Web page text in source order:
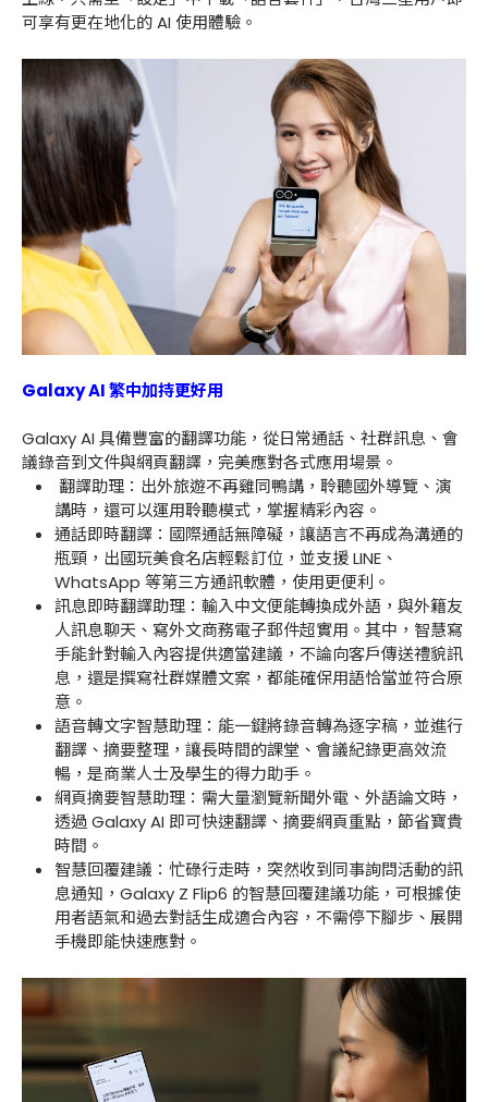
可享有更在地化的 AI 使用體驗。
Galaxy AI 繁中加持更好用
Galaxy AI 具備豐富的翻譯功能，從日常通話、社群訊息、會
議錄音到文件與網頁翻譯，完美應對各式應用場景。
翻譯助理：出外旅遊不再雞同鴨講，聆聽國外導覽、演
講時，還可以運用聆聽模式，掌握精彩內容。
通話即時翻譯：國際通話無障礙，讓語言不再成為溝通的
瓶頸，出國玩美食名店輕鬆訂位，並支援 LINE、
WhatsApp 等第三方通訊軟體，使用更便利。
訊息即時翻譯助理：輸入中文便能轉換成外語，與外籍友
人訊息聊天、寫外文商務電子郵件超實用。其中，智慧寫
手能針對輸入內容提供適當建議，不論向客戶傳送禮貌訊
息，還是撰寫社群媒體文案，都能確保用語恰當並符合原
意。
語音轉文字智慧助理：能一鍵將錄音轉為逐字稿，並進行
翻譯、摘要整理，讓長時間的課堂、會議紀錄更高效流
暢，是商業人士及學生的得力助手。
網頁摘要智慧助理：需大量瀏覽新聞外電、外語論文時，
透過 Galaxy AI 即可快速翻譯、摘要網頁重點，節省寶貴
時間。
智慧回覆建議：忙碌行走時，突然收到同事詢問活動的訊
息通知，Galaxy Z Flip6 的智慧回覆建議功能，可根據使
用者語氣和過去對話生成適合內容，不需停下腳步、展開
手機即能快速應對。